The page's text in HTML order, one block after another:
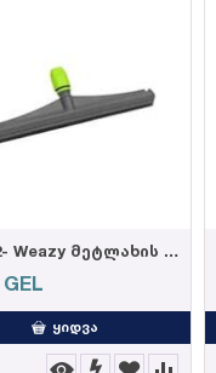
103002- Weazy მეტლახის საწმენდი რეზინის პ...
GEL
ᲧᲘᲓᲕᲐ